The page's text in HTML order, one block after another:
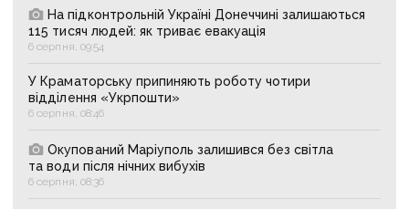
На підконтрольній Україні Донеччині залишаються
115 тисяч людей: як триває евакуація
6 серпня, 09:54
У Краматорську припиняють роботу чотири
відділення «Укрпошти»
6 серпня, 08:46
Окупований Маріуполь залишився без світла
та води після нічних вибухів
6 серпня, 08:36